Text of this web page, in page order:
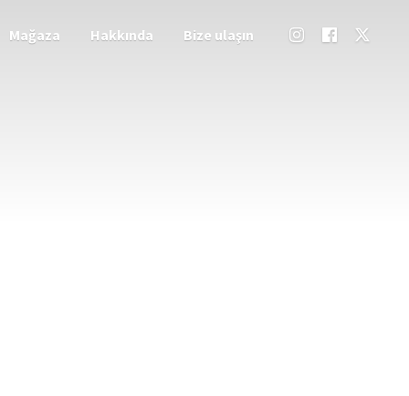
Mağaza Hakkında Bize ulaşın